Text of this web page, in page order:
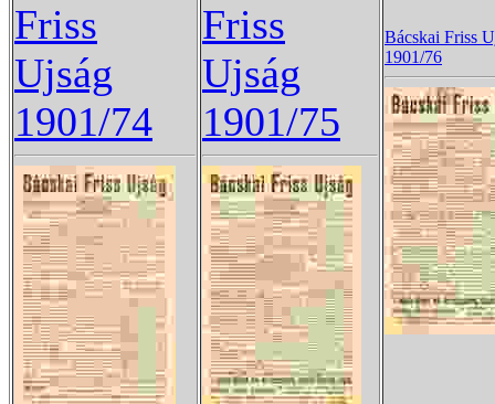
Friss
Ujság
1901/74
Friss
Ujság
1901/75
Bácskai Friss
1901/76